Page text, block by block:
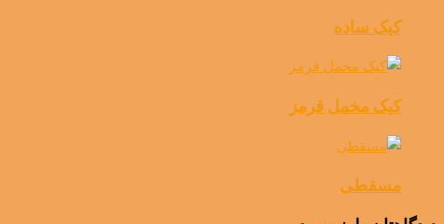
کیک ساده
کیک مخمل قرمز
مسقطی